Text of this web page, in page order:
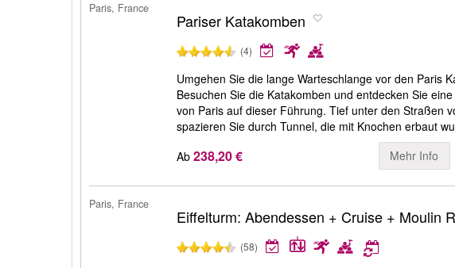
Paris, France
Pariser Katakomben
(4)
Umgehen Sie die lange Warteschlange vor den Paris
Besuchen Sie die Katakomben und entdecken Sie
von Paris auf dieser Führung. Tief unter den Straßen
spazieren Sie durch Tunnel, die mit Knochen erbaut
Ab 238,20 € Mehr Info
Paris, France
Eiffelturm: Abendessen + Cruise + Moulin
(58)